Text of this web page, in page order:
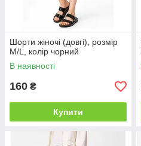
Шорти жіночі (довгі), розмір
M/L, колір чорний
В наявності
160 ₴
Купити